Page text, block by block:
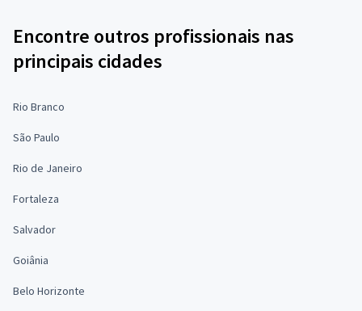
Encontre outros profissionais nas
principais cidades
Rio Branco
São Paulo
Rio de Janeiro
Fortaleza
Salvador
Goiânia
Belo Horizonte